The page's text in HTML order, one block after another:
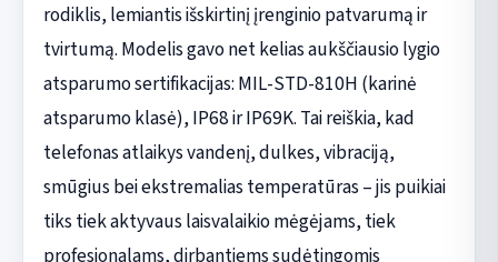
rodiklis, lemiantis išskirtinį įrenginio patvarumą ir
tvirtumą. Modelis gavo net kelias aukščiausio lygio
atsparumo sertifikacijas: MIL-STD-810H (karinė
atsparumo klasė), IP68 ir IP69K. Tai reiškia, kad
telefonas atlaikys vandenį, dulkes, vibraciją,
smūgius bei ekstremalias temperatūras – jis puikiai
tiks tiek aktyvaus laisvalaikio mėgėjams, tiek
profesionalams, dirbantiems sudėtingomis